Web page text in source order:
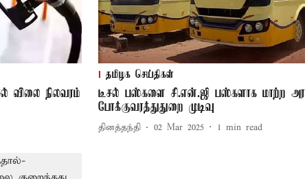
நிலவரம்
தமிழக செய்திகள்
டீசல் பஸ்களை சி.என்.ஜி பஸ்களாக மாற்ற
போக்குவரத்துதுறை முடிவு
தினத்தந்தி 02 Mar 2025 1 min read